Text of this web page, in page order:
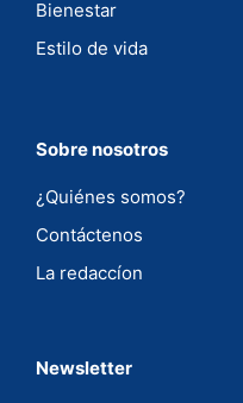
Bienestar
Estilo de vida
Sobre nosotros
¿Quiénes somos?
Contáctenos
La redaccíon
Newsletter